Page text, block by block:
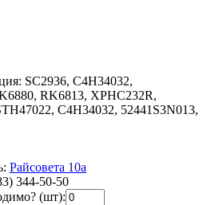
SC2936, C4H34032,
RK6813, XPHC232R,
C4H34032, 52441S3N013,
Райсовета 10а
344-50-50
(шт):